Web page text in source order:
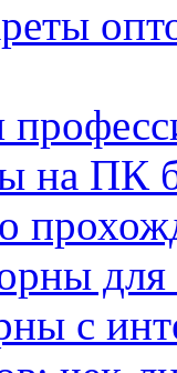
на ПК
для
с